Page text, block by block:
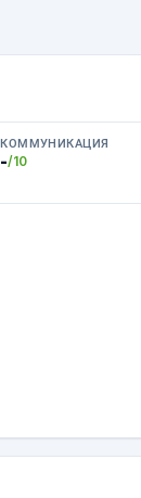
КОММУНИКАЦИЯ
-/10